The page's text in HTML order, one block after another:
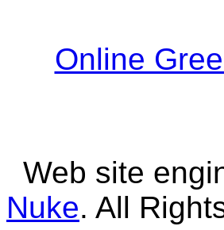
Online
Web site
Nuke. All